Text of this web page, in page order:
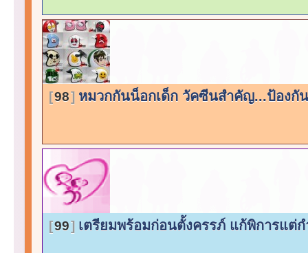
98 หมวกกันน็อกเด็ก วัคซีนสำคัญ...ป้อง
99 เตรียมพร้อมก่อนตั้งครรภ์ แก้พิการแต่